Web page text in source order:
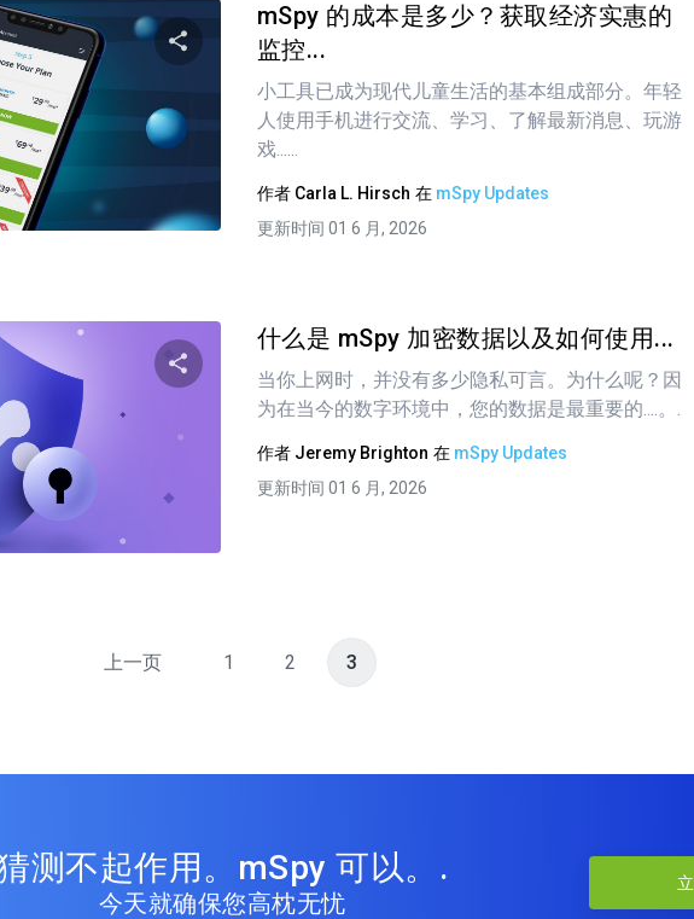
分享这篇文章
在 Facebook 上 复制链接
mSpy 的成本是多少？获取经济实惠的
监控...
小工具已成为现代儿童生活的基本组成部分。年轻
人使用手机进行交流、学习、了解最新消息、玩游
戏......
作者 Carla L. Hirsch 在 mSpy Updates
更新时间 01 6 月, 2026
分享这篇文章
什么是 mSpy 加密数据以及如何使用...
当你上网时，并没有多少隐私可言。为什么呢？因
为在当今的数字环境中，您的数据是最重要的....。.
作者 Jeremy Brighton 在 mSpy Updates
更新时间 01 6 月, 2026
上一页 1 2 3
测不起作用。mSpy 可以。.
今天就确保您高枕无忧